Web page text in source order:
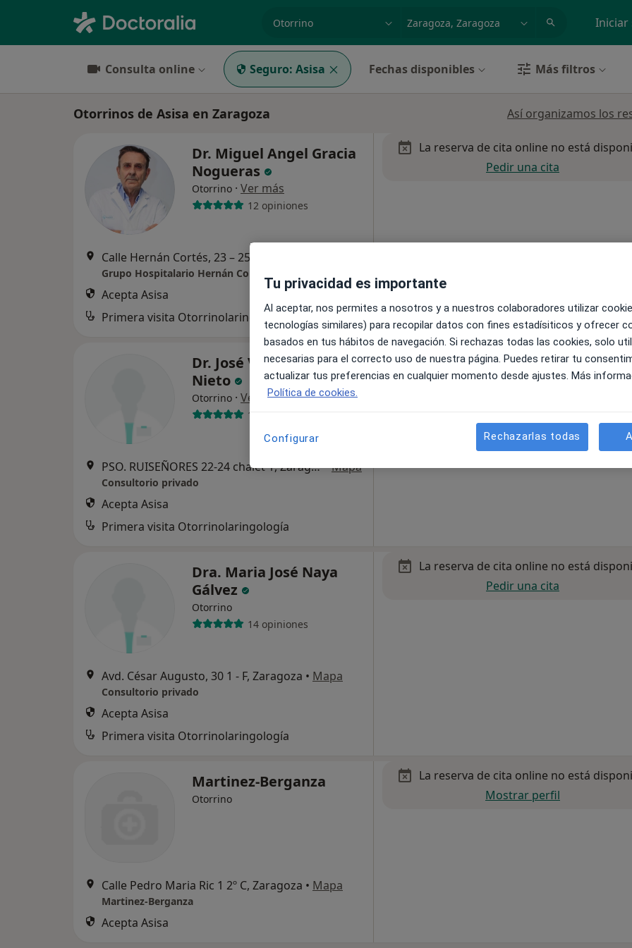
Iniciar
Consulta online Seguro: Asisa Fechas disponibles Más filtros
Otorrinos de Asisa en Zaragoza Así organizamos los
Dr. Miguel Angel Gracia
Nogueras
Otorrino · Ver más
12 opiniones
Calle Hernán Cortés, 23 – 25, Zaragoza
Grupo Hospitalario Hernán Cortés
Acepta Asisa
Primera visita Otorrinolaringología
La reserva de cita online no está
Pedir una cita
Dr. José Víctor Tisner
Nieto
Otorrino · Ver más
12 opiniones
PSO. RUISEÑORES 22-24 chalet 1, Zaragoza •Mapa
Consultorio privado
Acepta Asisa
Primera visita Otorrinolaringología
La reserva de cita online no está
Pedir una cita
Dra. Maria José Naya
Gálvez
Otorrino
14 opiniones
Avd. César Augusto, 30 1 - F, Zaragoza • Mapa
Consultorio privado
Acepta Asisa
Primera visita Otorrinolaringología
La reserva de cita online no está
Pedir una cita
Martinez-Berganza
Otorrino
Calle Pedro Maria Ric 1 2º C, Zaragoza • Mapa
Martinez-Berganza
Acepta Asisa
La reserva de cita online no está
Mostrar perfil
Tu privacidad es importante
Al aceptar, nos permites a nosotros y a nuestros colaboradores utilizar
tecnologías similares) para recopilar datos con fines estadísiticos y ofrecer
basados en tus hábitos de navegación. Si rechazas todas las cookies, solo
necesarias para el correcto uso de nuestra página. Puedes retirar tu
actualizar tus preferencias en cualquier momento desde ajustes. Más
Política de cookies.
Configurar Rechazarlas todas